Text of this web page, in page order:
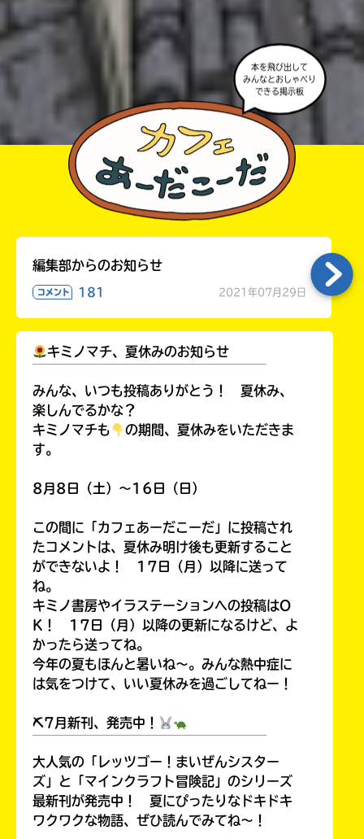
・かき終えたら、人を傷つけていたり、個人情報をか
きこんでいたり、字がまちがっていたりしないか、読
本を飛び出して
みんなとおしゃべり
できる掲示板
編集部からのお知らせ
コメント 181 2021年07月29日
キミノマチ、夏休みのお知らせ
みんな、いつも投稿ありがとう！ 夏休み、
楽しんでるかな？
キミノマチも
の期間、夏休みをいただきま
す。
8月8日（土）～16日（日）
この間に「カフェあーだこーだ」に投稿され
たコメントは、夏休み明け後も更新すること
ができないよ！ 17日（月）以降に送って
ね。
キミノ書房やイラステーションへの投稿はO
K！ 17日（月）以降の更新になるけど、よ
かったら送ってね。
今年の夏もほんと暑いね～。みんな熱中症に
は気をつけて、いい夏休みを過ごしてねー！
⛏7月新刊、発売中！
大人気の「レッツゴー！まいぜんシスター
ズ」と「マインクラフト冒険記」のシリーズ
最新刊が発売中！ 夏にぴったりなドキドキ
ワクワクな物語、ぜひ読んでみてね～！